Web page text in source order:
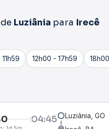
Luziânia para Irecê
12h00 - 17h59
04:45
Luziânia, GO